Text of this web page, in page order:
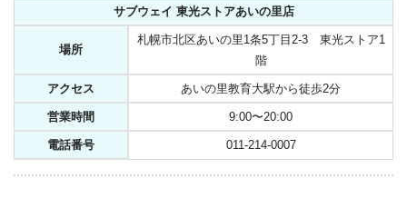
サブウェイ 東光ストアあいの里店
場所
札幌市北区あいの里1条5丁目2-3 東光ストア1
階
アクセス あいの里教育大駅から徒歩2分
営業時間 9:00〜20:00
電話番号 011-214-0007